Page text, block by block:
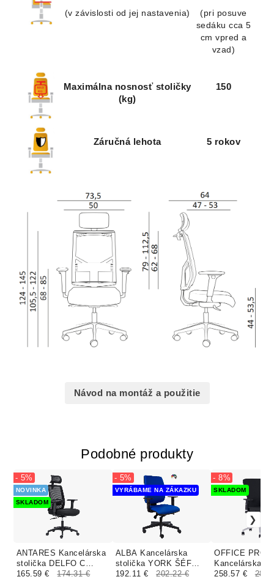
(v závislosti od jej nastavenia)
(pri posuve
sedáku cca 5
cm vpred a
vzad)
Maximálna nosnosť stoličky
(kg)
150
Záručná lehota 5 rokov
Návod na montáž a použitie
Podobné produkty
ANTARES Kancelárska
stolička DELFO C
čierna
NOVINKA
SKLADOM
- 5%
165.59 € 174.31 €
ALBA Kancelárska
stolička YORK ŠÉF
čalúnenie CURA,
VYRÁBAME NA ZÁKAZKU
- 5%
192.11 € 202.22 €
OFFICE PRO
Kancelárska
HALIA BP
SKLADOM
- 8%
258.57 €